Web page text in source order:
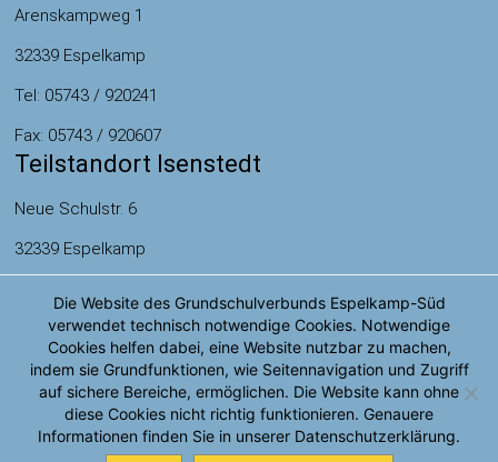
Arenskampweg 1
32339 Espelkamp
Tel: 05743 / 920241
Fax: 05743 / 920607
Teilstandort Isenstedt
Neue Schulstr. 6
32339 Espelkamp
Fax: 05743 / 920572
© Grundschulverbund
Espelkamp-Süd
Die Website des Grundschulverbunds Espelkamp-Süd
verwendet technisch notwendige Cookies. Notwendige
Cookies helfen dabei, eine Website nutzbar zu machen,
indem sie Grundfunktionen, wie Seitennavigation und Zugriff
auf sichere Bereiche, ermöglichen. Die Website kann ohne
diese Cookies nicht richtig funktionieren. Genauere
Informationen finden Sie in unserer Datenschutzerklärung.